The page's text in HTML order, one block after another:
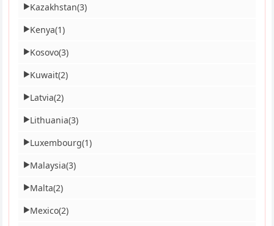
▶Kazakhstan(3)
▶Kenya(1)
▶Kosovo(3)
▶Kuwait(2)
▶Latvia(2)
▶Lithuania(3)
▶Luxembourg(1)
▶Malaysia(3)
▶Malta(2)
▶Mexico(2)